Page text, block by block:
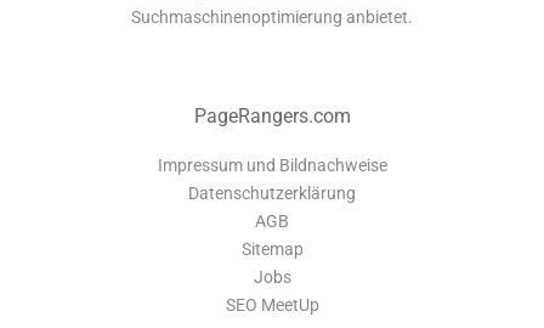
Suchmaschinenoptimierung anbietet.
PageRangers.com
Impressum und Bildnachweise
Datenschutzerklärung
AGB
Sitemap
Jobs
SEO MeetUp